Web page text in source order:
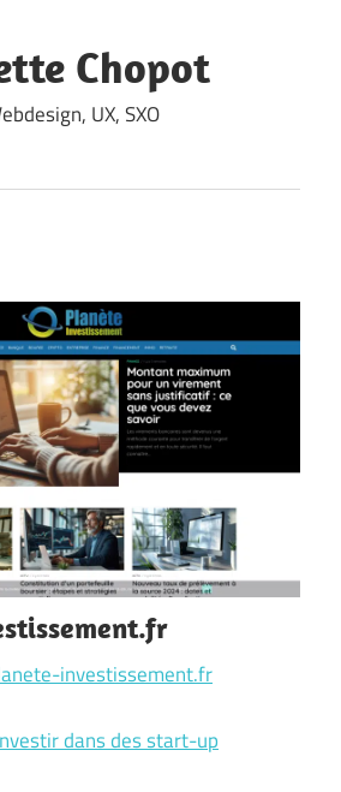
Chopot
UX, SXO
investissement.fr
dans des start-up